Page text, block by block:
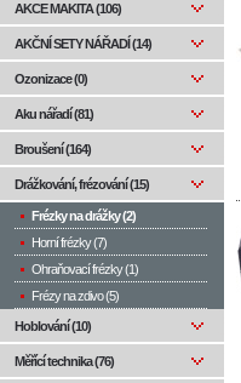
AKCE MAKITA (106)
AKČNÍ SETY NÁŘADÍ (14)
Ozonizace (0)
Aku nářadí (81)
Broušení (164)
Drážkování, frézování (15)
Frézky na drážky (2)
Horní frézky (7)
Ohraňovací frézky (1)
Frézy na zdivo (5)
Hoblování (10)
Měřící technika (76)